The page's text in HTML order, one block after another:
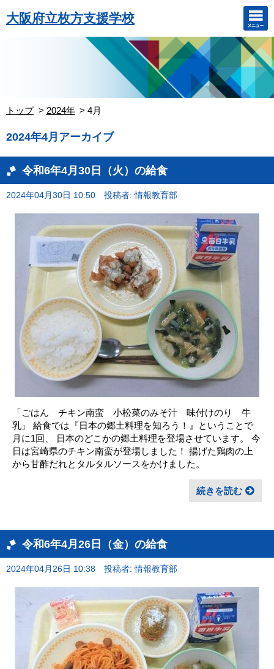
大阪府立枚方支援学校
トップ 2024年 4月
2024年4月アーカイブ
令和6年4月30日（火）の給食
2024年04月30日 10:50 投稿者: 情報教育部
「ごはん チキン南蛮 小松菜のみそ汁 味付けのり 牛
乳」 給食では『日本の郷土料理を知ろう！』ということで
月に1回、 日本のどこかの郷土料理を登場させています。 今
日は宮崎県のチキン南蛮が登場しました！ 揚げた鶏肉の上
から甘酢だれとタルタルソースをかけました。
続きを読む
令和6年4月26日（金）の給食
2024年04月26日 10:38 投稿者: 情報教育部